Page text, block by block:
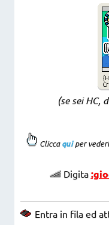
(se sei HC,
Cliccaquiper
Digita
Entra in fila ed